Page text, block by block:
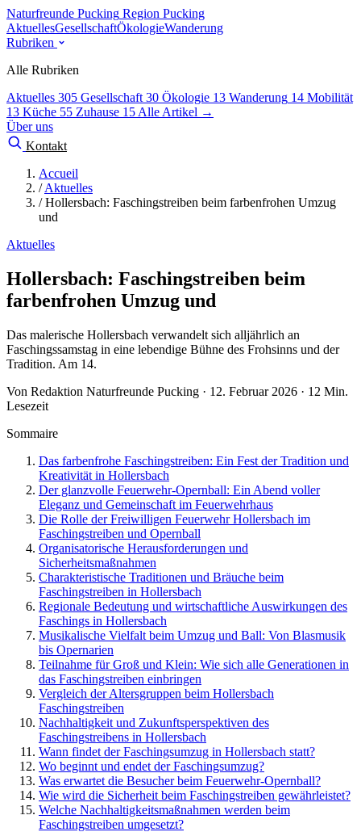
Naturfreunde Pucking Region Pucking
AktuellesGesellschaftÖkologieWanderung
Rubriken
Alle Rubriken
Aktuelles 305 Gesellschaft 30 Ökologie 13 Wanderung 14 Mobilität
13 Küche 55 Zuhause 15 Alle Artikel →
Über uns
Kontakt
Accueil
/ Aktuelles
/ Hollersbach: Faschingstreiben beim farbenfrohen Umzug
und
Aktuelles
Hollersbach: Faschingstreiben beim
farbenfrohen Umzug und
Das malerische Hollersbach verwandelt sich alljährlich an
Faschingssamstag in eine lebendige Bühne des Frohsinns und der
Tradition. Am 14.
Von Redaktion Naturfreunde Pucking · 12. Februar 2026 · 12 Min.
Lesezeit
Sommaire
Das farbenfrohe Faschingstreiben: Ein Fest der Tradition und
Kreativität in Hollersbach
Der glanzvolle Feuerwehr-Opernball: Ein Abend voller
Eleganz und Gemeinschaft im Feuerwehrhaus
Die Rolle der Freiwilligen Feuerwehr Hollersbach im
Faschingstreiben und Opernball
Organisatorische Herausforderungen und
Sicherheitsmaßnahmen
Charakteristische Traditionen und Bräuche beim
Faschingstreiben in Hollersbach
Regionale Bedeutung und wirtschaftliche Auswirkungen des
Faschings in Hollersbach
Musikalische Vielfalt beim Umzug und Ball: Von Blasmusik
bis Opernarien
Teilnahme für Groß und Klein: Wie sich alle Generationen in
das Faschingstreiben einbringen
Vergleich der Altersgruppen beim Hollersbach
Faschingstreiben
Nachhaltigkeit und Zukunftsperspektiven des
Faschingstreibens in Hollersbach
Wann findet der Faschingsumzug in Hollersbach statt?
Wo beginnt und endet der Faschingsumzug?
Was erwartet die Besucher beim Feuerwehr-Opernball?
Wie wird die Sicherheit beim Faschingstreiben gewährleistet?
Welche Nachhaltigkeitsmaßnahmen werden beim
Faschingstreiben umgesetzt?